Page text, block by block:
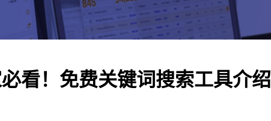
看！免费关键词搜索工具介绍